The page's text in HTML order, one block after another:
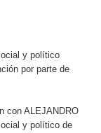
y político
por parte de
con ALEJANDRO
y político de